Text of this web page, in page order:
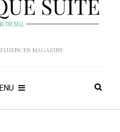
MAGAZINE